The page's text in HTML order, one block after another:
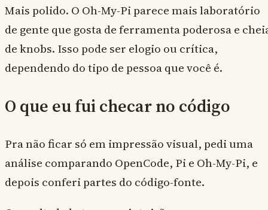
Mais polido. O Oh-My-Pi parece mais laboratório
de gente que gosta de ferramenta poderosa e
de knobs. Isso pode ser elogio ou crítica,
dependendo do tipo de pessoa que você é.
O que eu fui checar no código
Pra não ficar só em impressão visual, pedi uma
análise comparando OpenCode, Pi e Oh-My-Pi, e
depois conferi partes do código-fonte.